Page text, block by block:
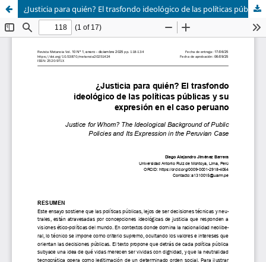
¿Justicia para quién? El trasfondo ideológico de las políticas públicas y su expresión en el caso peruano